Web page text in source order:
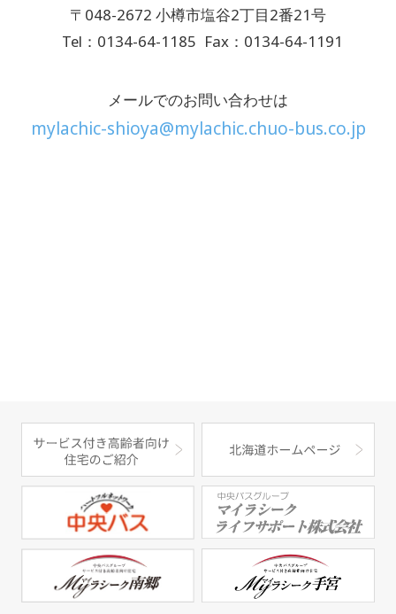
〒048-2672 小樽市塩谷2丁目2番21号
Tel：0134-64-1185 Fax：0134-64-1191
メールでのお問い合わせは
mylachic-shioya@mylachic.chuo-bus.co.jp